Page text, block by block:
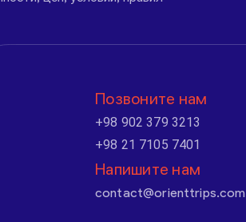
Позвоните нам
+98 902 379 3213
+98 21 7105 7401
Напишите нам
contact@orienttrips.com